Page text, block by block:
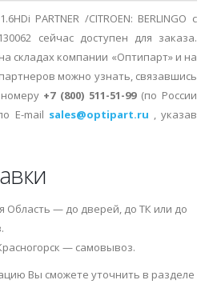
PARTNER /CITROEN: BERLINGO с
сейчас доступен для заказа.
складах компании «Оптипарт» и на
можно узнать, связавшись
+7 (800) 511-51-99(по России
E-mail sales@optipart.ru , указав
Область — до дверей, до ТК или до
— самовывоз.
Вы сможете уточнить в разделе